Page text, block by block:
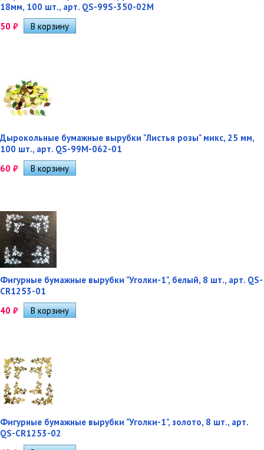
18мм, 100 шт., арт. QS-99S-350-02M
50 ₽
Дырокольные бумажные вырубки "Листья розы" микс, 25 мм,
100 шт., арт. QS-99M-062-01
60 ₽
Фигурные бумажные вырубки "Уголки-1", белый, 8 шт., арт. QS-
CR1253-01
40 ₽
Фигурные бумажные вырубки "Уголки-1", золото, 8 шт., арт.
QS-CR1253-02